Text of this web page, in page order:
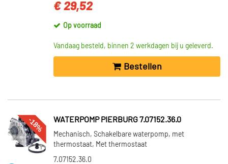
€ 29,52
Op voorraad
Vandaag besteld, binnen 2 werkdagen bij u geleverd.
Bestellen
-18% WATERPOMP PIERBURG 7.07152.36.0
Mechanisch, Schakelbare waterpomp, met
thermostaat, Met thermostaat
7.07152.36.0